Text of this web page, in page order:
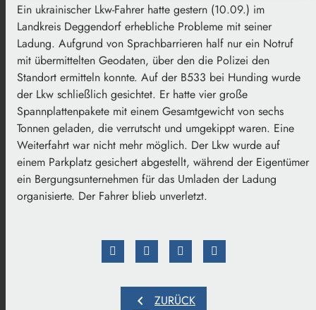
Ein ukrainischer Lkw-Fahrer hatte gestern (10.09.) im
Landkreis Deggendorf erhebliche Probleme mit seiner
Ladung. Aufgrund von Sprachbarrieren half nur ein Notruf
mit übermittelten Geodaten, über den die Polizei den
Standort ermitteln konnte. Auf der B533 bei Hunding wurde
der Lkw schließlich gesichtet. Er hatte vier große
Spannplattenpakete mit einem Gesamtgewicht von sechs
Tonnen geladen, die verrutscht und umgekippt waren. Eine
Weiterfahrt war nicht mehr möglich. Der Lkw wurde auf
einem Parkplatz gesichert abgestellt, während der Eigentümer
ein Bergungsunternehmen für das Umladen der Ladung
organisierte. Der Fahrer blieb unverletzt.
chevron_left ZURÜCK